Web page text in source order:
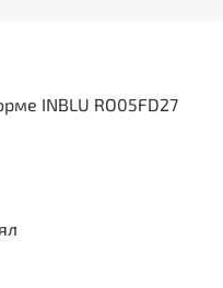
INBLU RO05FD27